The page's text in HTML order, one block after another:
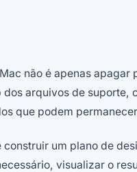
não é apenas
dos arquivos de
que podem
um plano de
visualizar o